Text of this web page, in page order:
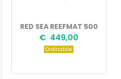
RED SEA REEFMAT 500
€ 449,00
Ordinabile